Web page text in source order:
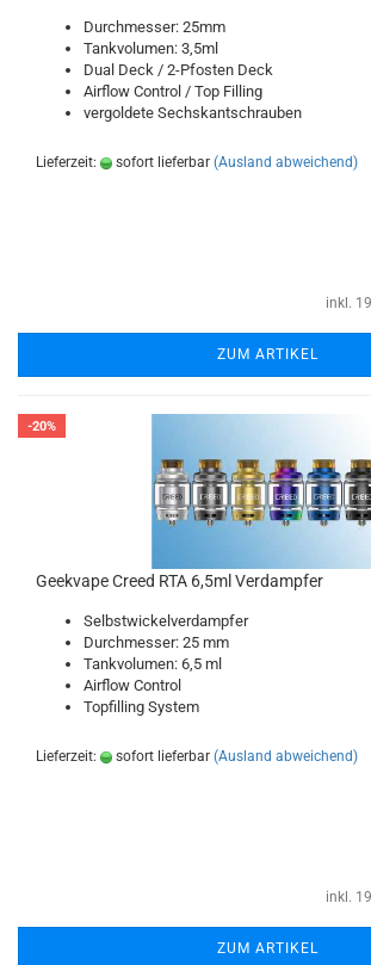
Durchmesser: 25mm
Tankvolumen: 3,5ml
Dual Deck / 2-Pfosten Deck
Airflow Control / Top Filling
vergoldete Sechskantschrauben
Lieferzeit: sofort lieferbar (Ausland abweichend)
inkl.
ZUM ARTIKEL
-20%
Geekvape Creed RTA 6,5ml Verdampfer
Selbstwickelverdampfer
Durchmesser: 25 mm
Tankvolumen: 6,5 ml
Airflow Control
Topfilling System
Lieferzeit: sofort lieferbar (Ausland abweichend)
inkl.
ZUM ARTIKEL